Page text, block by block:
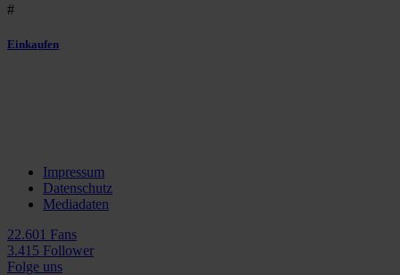
#
Einkaufen
Impressum
Datenschutz
Mediadaten
22.601 Fans
3.415 Follower
Folge uns